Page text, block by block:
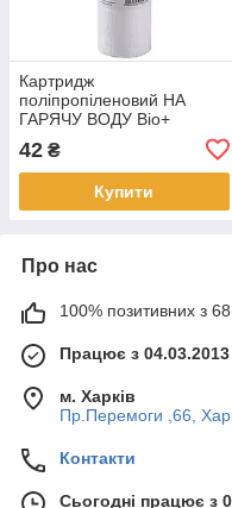
Картридж
поліпропіленовий НА
ГАРЯЧУ ВОДУ Bio+
Systems PP-10H (10 мкм)
42 ₴
Купити
Про нас
100% позитивних з 68
Працює з 04.03.2013
м. Харків
Пр.Перемоги ,66,
Контакти
Сьогодні працює з